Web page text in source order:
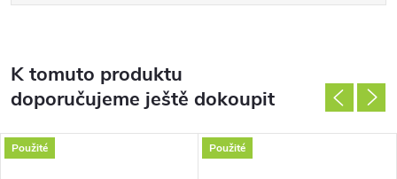
K tomuto produktu
doporučujeme ještě dokoupit
Použité Použité